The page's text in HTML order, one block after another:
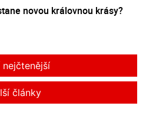
novou královnou krásy?
nejčtenější
články